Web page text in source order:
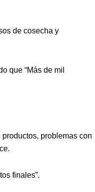
de cosecha y
que “Más de mil
problemas con
finales”.